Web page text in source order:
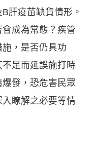
肝疫苗缺貨情形。
成為常態？疾管
，是否仍具功
足而延誤施打時
發，恐危害民眾
瞭解之必要等情